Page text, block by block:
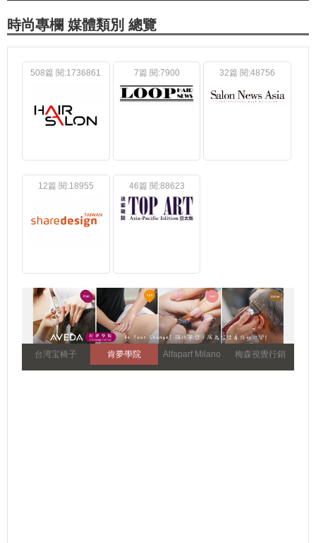
時尚專欄 媒體類別 總覽
508篇 閱:1736861 7篇 閱:7900 32篇 閱:48756
12篇 閱:18955 46篇 閱:88623
台湾宝椅子 肯夢學院 Alfaparf Milano 梅森視覺行銷